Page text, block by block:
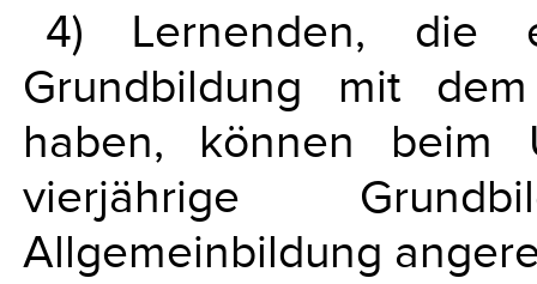
4) Lernenden, die
Grundbildung mit
haben, können
vierjährige
Allgemeinbildung